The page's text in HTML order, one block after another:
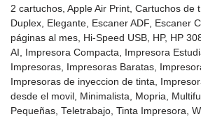
2 cartuchos Apple Air Print Cartuchos de
Duplex Elegante Escaner ADF Escaner
páginas al mes Hi-Speed USB HP, HP
AI
Impresora Compacta Impresora
Impresoras Impresoras Baratas
Impresoras de inyeccion de tinta
desde el movil Minimalista Mopria
Pequeñas Teletrabajo Tinta Impresora